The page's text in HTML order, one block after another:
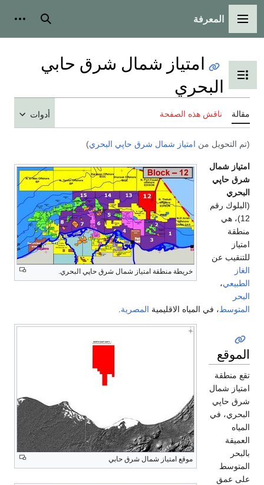
القائمة الرئيسية
المعرفة بحث
تبديل عرض جدول المحتويات
امتياز شمال شرق حابي
البحري
مقالة ناقش هذه الصفحة أدوات
(تم التحويل من امتياز شمال شرق حاپي البحري)
خريطة منطقة امتياز شمال شرق حاپي البحري.
امتياز شمال
شرق حاپي
البحري
(البلوك رقم
12)، هي
منطقة
امتياز
للتنقيب عن
الغاز
الطبيعي،
البحر
المتوسط، في المياه الاقليمية المصرية
موقع امتياز شمال شرق حابي
الموقع
تقع منطقة
امتياز شمال
شرق حاپي
البحري، في
المياه
العميقة
بالبحر
المتوسط
على عمق